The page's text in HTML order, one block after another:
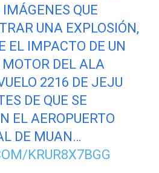
QUE
UNA EXPLOSIÓN,
EL IMPACTO DE UN
DEL ALA
2216 DE JEJU
DE QUE SE
EL AEROPUERTO
DE MUAN…
KRUR8X7BGG